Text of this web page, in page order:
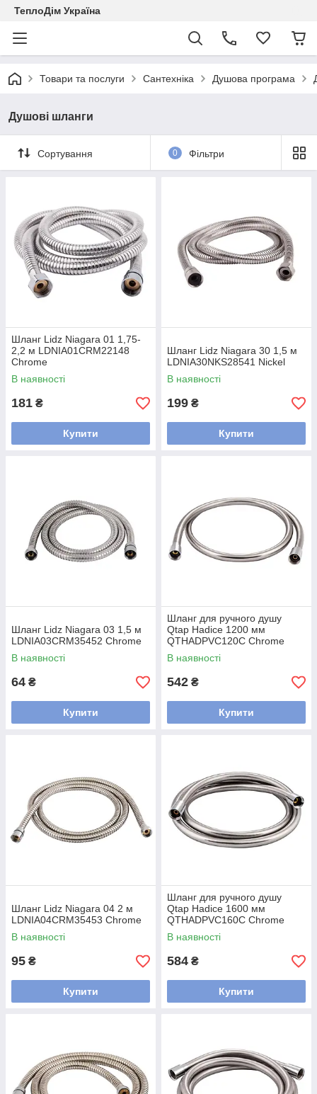
ТеплоДім Україна
Товари та послуги Сантехніка Душова програма
Душові шланги
Сортування 0 Фільтри
Шланг Lidz Niagara 01 1,75-
2,2 м LDNIA01CRM22148
Chrome
В наявності
181 ₴
Купити
Шланг Lidz Niagara 30 1,5 м
LDNIA30NKS28541 Nickel
В наявності
199 ₴
Купити
Шланг Lidz Niagara 03 1,5 м
LDNIA03CRM35452 Chrome
В наявності
64 ₴
Купити
Шланг для ручного душу
Qtap Hadice 1200 мм
QTHADPVC120C Chrome
В наявності
542 ₴
Купити
Шланг Lidz Niagara 04 2 м
LDNIA04CRM35453 Chrome
В наявності
95 ₴
Купити
Шланг для ручного душу
Qtap Hadice 1600 мм
QTHADPVC160C Chrome
В наявності
584 ₴
Купити